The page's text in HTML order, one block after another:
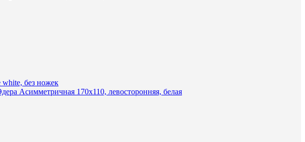
без ножек
Асимметричная 170х110, левосторонняя, белая